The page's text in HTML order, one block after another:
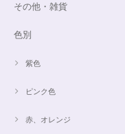
その他・雑貨
色別
紫色
ピンク色
赤、オレンジ